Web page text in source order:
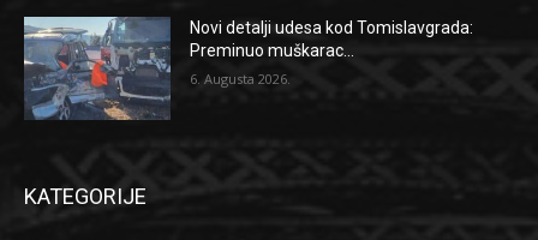
Novi detalji udesa kod Tomislavgrada:
Preminuo muškarac...
6. Augusta 2026.
KATEGORIJE